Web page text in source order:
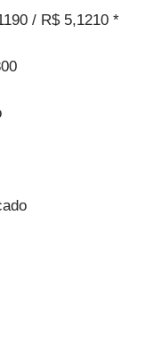
/ R$ 5,1210 *